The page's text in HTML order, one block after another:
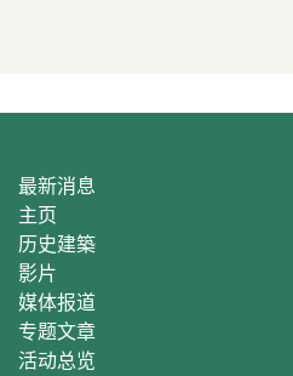
最新消息
主页
历史建築
影片
媒体报道
专题文章
活动总览